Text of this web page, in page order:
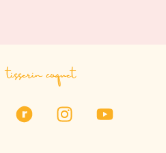
tisserin coquet